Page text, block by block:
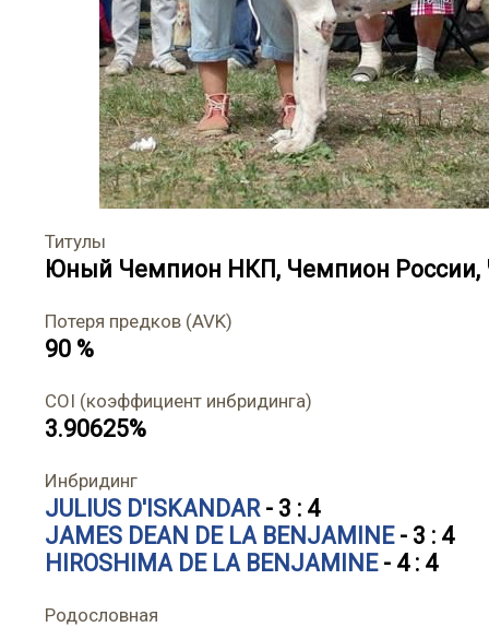
Титулы
Юный Чемпион НКП, Чемпион России,
Потеря предков (AVK)
90 %
COI (коэффициент инбридинга)
3.90625%
Инбридинг
JULIUS D'ISKANDAR- 3 : 4
JAMES DEAN DE LA BENJAMINE- 3 : 4
HIROSHIMA DE LA BENJAMINE- 4 : 4
Родословная